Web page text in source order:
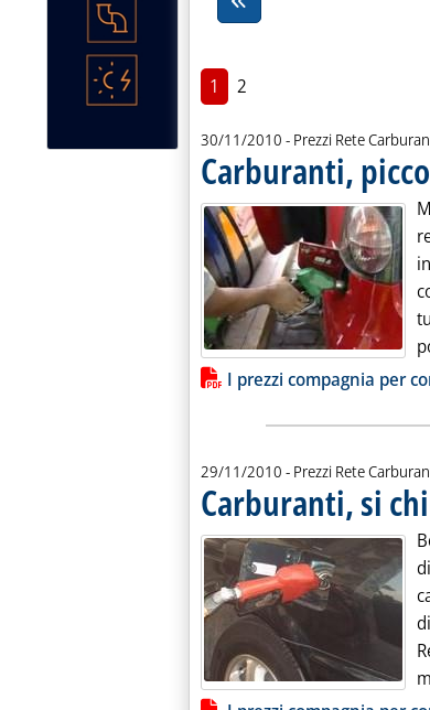
1 2
30/11/2010 - Prezzi Rete
Carburanti,
Lista allegati PDF
I prezzi compagnia per
29/11/2010 - Prezzi Rete
Carburanti, si